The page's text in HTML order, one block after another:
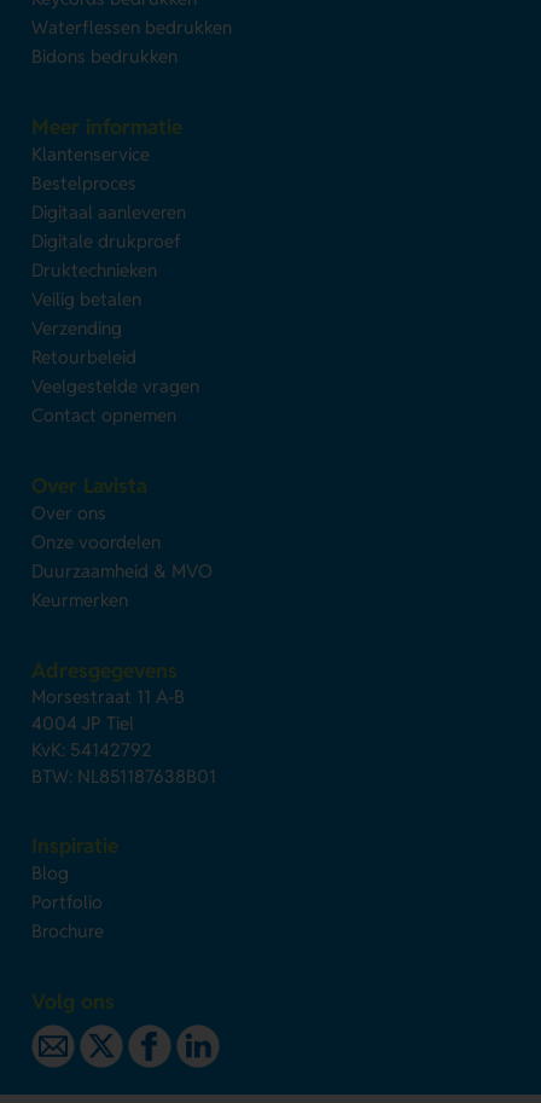
Waterflessen bedrukken
Bidons bedrukken
Meer informatie
Klantenservice
Bestelproces
Digitaal aanleveren
Digitale drukproef
Druktechnieken
Veilig betalen
Verzending
Retourbeleid
Veelgestelde vragen
Contact opnemen
Over Lavista
Over ons
Onze voordelen
Duurzaamheid & MVO
Keurmerken
Adresgegevens
Morsestraat 11 A-B
4004 JP Tiel
KvK: 54142792
BTW: NL851187638B01
Inspiratie
Blog
Portfolio
Brochure
Volg ons